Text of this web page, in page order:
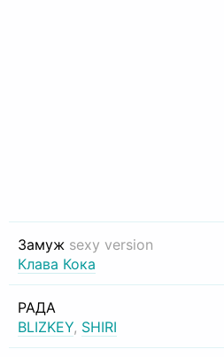
Замуж sexy version
Клава Кока
РАДА
BLIZKEY, SHIRI